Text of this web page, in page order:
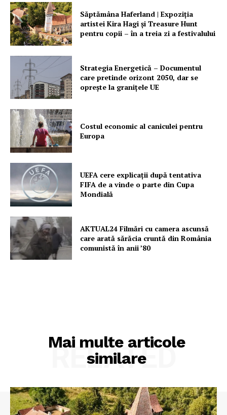
Săptămâna Haferland | Expoziţia
artistei Kira Hagi şi Treasure Hunt
pentru copii – în a treia zi a festivalului
Strategia Energetică – Documentul
care pretinde orizont 2050, dar se
oprește la granițele UE
Costul economic al caniculei pentru
Europa
UEFA cere explicații după tentativa
FIFA de a vinde o parte din Cupa
Mondială
AKTUAL24 Filmări cu camera ascunsă
care arată sărăcia cruntă din România
comunistă în anii ’80
Mai multe articole
similare
RELATED